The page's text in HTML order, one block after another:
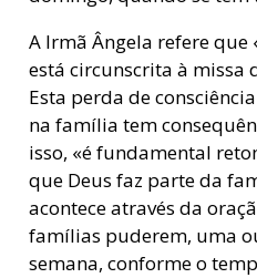
A Irmã Ângela refere
está circunscrita à missa
Esta perda de
na família tem
isso, «é fundamental
que Deus faz parte da
acontece através da
famílias puderem, uma
semana, conforme o